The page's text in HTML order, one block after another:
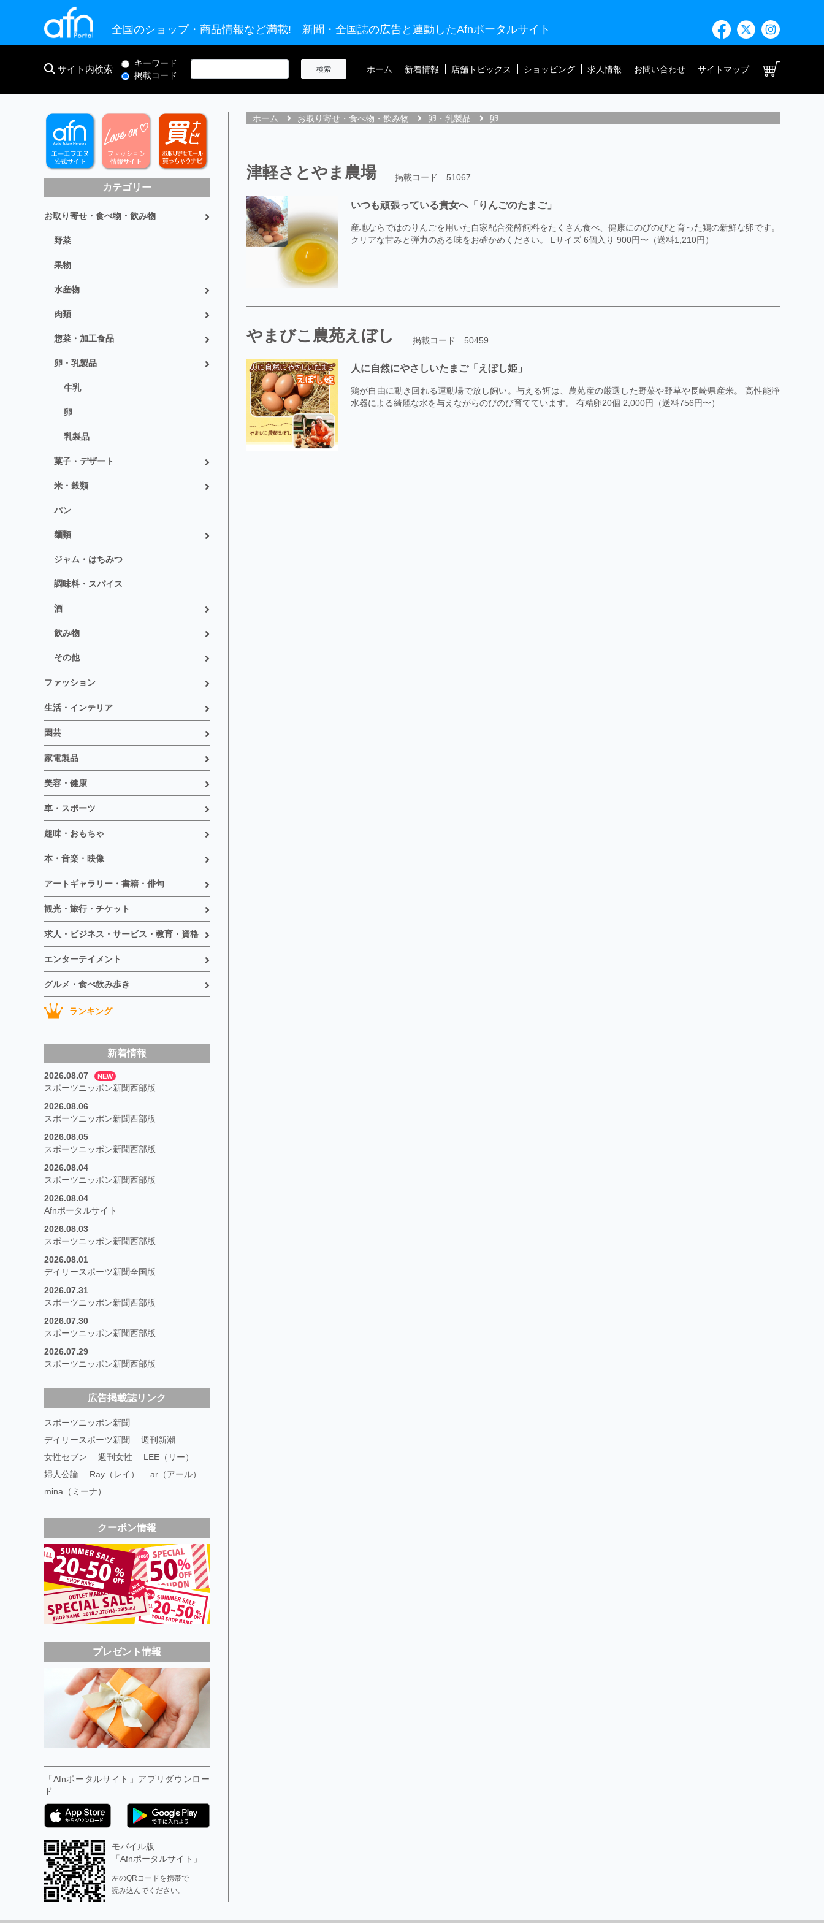
全国のショップ・商品情報など満載! 新聞・全国誌の広告と連動したAfnポータルサイト
サイト内検索
キーワード
掲載コード
ホーム 新着情報 店舗トピックス ショッピング 求人情報 お問い合わせ サイトマップ
カテゴリー
お取り寄せ・食べ物・飲み物
野菜
果物
水産物
肉類
惣菜・加工食品
卵・乳製品
牛乳
卵
乳製品
菓子・デザート
米・穀類
パン
麺類
ジャム・はちみつ
調味料・スパイス
酒
飲み物
その他
ファッション
生活・インテリア
園芸
家電製品
美容・健康
車・スポーツ
趣味・おもちゃ
本・音楽・映像
アートギャラリー・書籍・俳句
観光・旅行・チケット
求人・ビジネス・サービス・教育・資格
エンターテイメント
グルメ・食べ飲み歩き
ランキング
新着情報
2026.08.07 NEW
スポーツニッポン新聞西部版
2026.08.06
スポーツニッポン新聞西部版
2026.08.05
スポーツニッポン新聞西部版
2026.08.04
スポーツニッポン新聞西部版
2026.08.04
Afnポータルサイト
2026.08.03
スポーツニッポン新聞西部版
2026.08.01
デイリースポーツ新聞全国版
2026.07.31
スポーツニッポン新聞西部版
2026.07.30
スポーツニッポン新聞西部版
2026.07.29
スポーツニッポン新聞西部版
広告掲載誌リンク
スポーツニッポン新聞
デイリースポーツ新聞
週刊新潮
女性セブン
週刊女性
LEE（リー）
婦人公論
Ray（レイ）
ar（アール）
mina（ミーナ）
クーポン情報
プレゼント情報
「Afnポータルサイト」アプリダウンロー
ド
モバイル版
「Afnポータルサイト」
左のQRコードを携帯で
読み込んでください。
ホーム お取り寄せ・食べ物・飲み物 卵・乳製品 卵
津軽さとやま農場 掲載コード 51067
いつも頑張っている貴女へ「りんごのたまご」
産地ならではのりんごを用いた自家配合発酵飼料をたくさん食べ、健康にのびのびと育った鶏の新鮮な卵です。
クリアな甘みと弾力のある味をお確かめください。 Lサイズ 6個入り 900円〜（送料1,210円）
やまびこ農苑えぼし 掲載コード 50459
人に自然にやさしいたまご「えぼし姫」
鶏が自由に動き回れる運動場で放し飼い。与える餌は、農苑産の厳選した野菜や野草や長崎県産米。 高性能浄
水器による綺麗な水を与えながらのびのび育てています。 有精卵20個 2,000円（送料756円〜）